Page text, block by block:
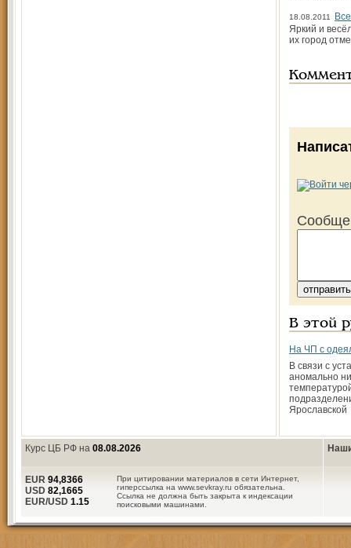
18.08.2011
Яркий и
их город
В этой
На ЧП с
В связи с
аномально
Ярославской
Курс ЦБ РФ на 08.08.2026
При цитировании материалов в сети Интернет,
гиперссылка на www.sevkray.ru обязательна.
Ссылка не должна быть закрыта к индексации
поисковыми машинами.
EUR 94,8366
USD 82,1665
EUR/USD 1.15